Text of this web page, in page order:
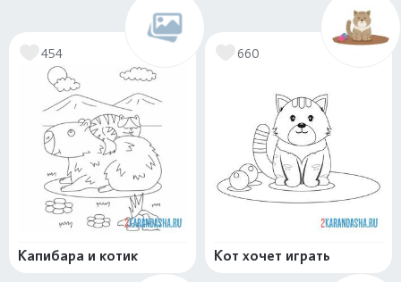
454
Капибара и котик
660
Кот хочет играть